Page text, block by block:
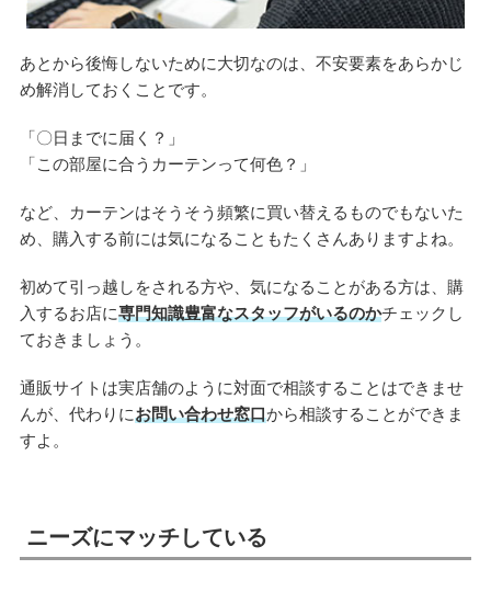
あとから後悔しないために大切なのは、不安要素をあらかじ
め解消しておくことです。
「〇日までに届く？」
「この部屋に合うカーテンって何色？」
など、カーテンはそうそう頻繁に買い替えるものでもないた
め、購入する前には気になることもたくさんありますよね。
初めて引っ越しをされる方や、気になることがある方は、購
入するお店に専門知識豊富なスタッフがいるのかチェックし
ておきましょう。
通販サイトは実店舗のように対面で相談することはできませ
んが、代わりにお問い合わせ窓口から相談することができま
すよ。
ニーズにマッチしている